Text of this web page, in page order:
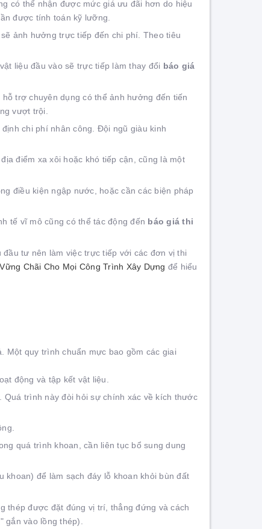
có thể nhận được mức giá ưu đãi hơn do hiệu
được tính toán kỹ lưỡng.
ảnh hưởng trực tiếp đến chi phí. Theo tiêu
liệu đầu vào sẽ trực tiếp làm thay đổi báo giá
trợ chuyên dụng có thể ảnh hưởng đến tiến
vượt trội.
chi phí nhân công. Đội ngũ giàu kinh
điểm xa xôi hoặc khó tiếp cận, cũng là một
điều kiện ngập nước, hoặc cần các biện pháp
tế vĩ mô cũng có thể tác động đến báo giá thi
tư nên làm việc trực tiếp với các đơn vị thi
Chãi Cho Mọi Công Trình Xây Dựng để hiểu
Một quy trình chuẩn mực bao gồm các giai
động và tập kết vật liệu.
Quá trình này đòi hỏi sự chính xác về kích thước
quá trình khoan, cần liên tục bổ sung dung
khoan) để làm sạch đáy lỗ khoan khỏi bùn đất
thép được đặt đúng vị trí, thẳng đứng và cách
vào lồng thép).